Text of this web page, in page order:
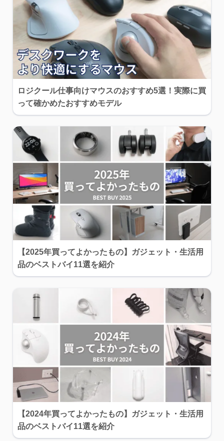
ロジクール仕事向けマウスのおすすめ5選！実際に買
って確かめたおすすめモデル
【2025年買ってよかったもの】ガジェット・生活用
品のベストバイ11選を紹介
【2024年買ってよかったもの】ガジェット・生活用
品のベストバイ11選を紹介